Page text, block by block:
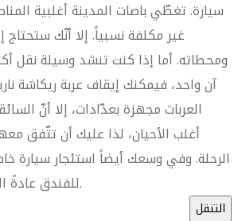
سيارة. تغطّي باصات المدينة أغلبية
غير مكلفة نسبياً. إلا أنّك
ومحطاته. أما إذا كنت تنشد وسيلة نقل
آن واحد، فيمكنك إيقاف عربة ريكاشة
العربات مجهزة بعدّادات، إلا أنّ
أغلب الأحيان، لذا عليك أن تتّفق
الرحلة. وفي وسعك أيضاً استئجار سيارة
للفندق عادةً الترتيب لحجزها من أجلك.
التنقل